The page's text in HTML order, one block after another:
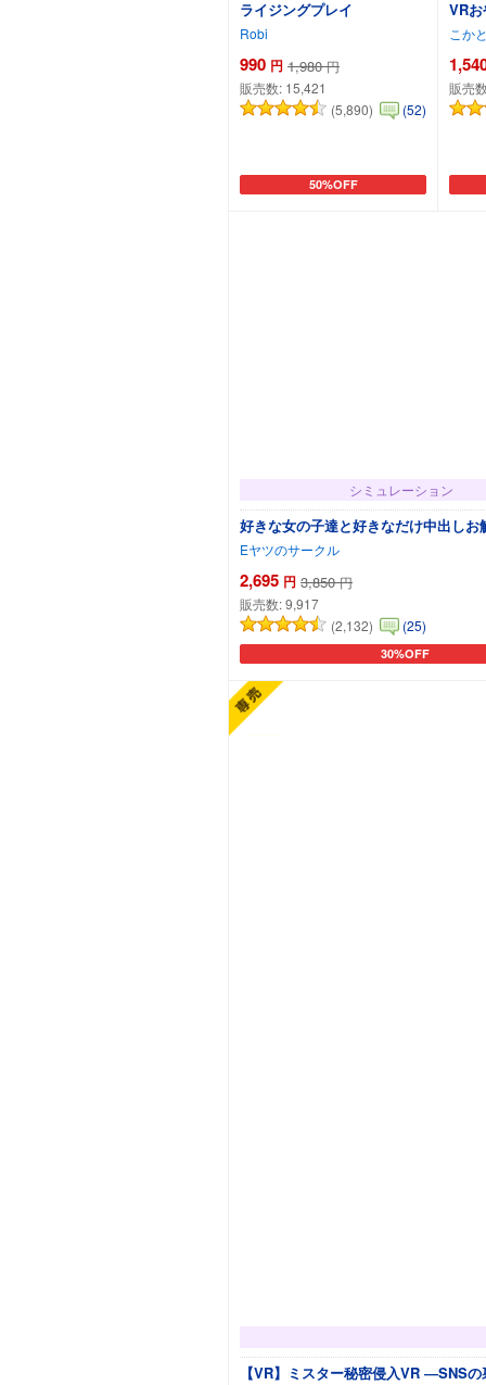
ライジングプレイ
Robi
990 円 1,980 円
販売数: 15,421
(5,890)
(52)
50%OFF
カートに追加
VR
こか
販売
シミュレーション
好きな女の子達と好きなだけ中出しお
Eヤツのサークル
2,695 円 3,850 円
販売数:9,917
(2,132)
(25)
30%OFF
カートに追加
【VR】ミスター秘密侵入VR ―SNS